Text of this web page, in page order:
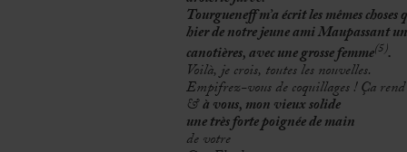
Tourgueneff m’a écrit les mêmes
hier de notre jeune ami Maupassant
canotières, avec une grosse femme(5).
Voilà, je crois, toutes les nouvelles.
Empifrez-vous de coquillages ! Ça
&à vous, mon vieux solide
une très forte poignée de main
de votre